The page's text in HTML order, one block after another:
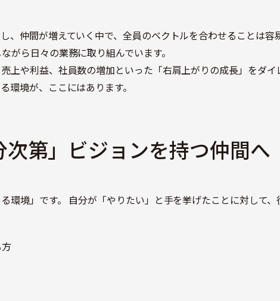
仲間が増えていく中で、全員のベクトルを合わせることは容
がら日々の業務に取り組んでいます。
上や利益、社員数の増加といった「右肩上がりの成長」をダ
環境が、ここにはあります。
次第」ビジョンを持つ仲間へ
環境」です。 自分が「やりたい」と手を挙げたことに対して